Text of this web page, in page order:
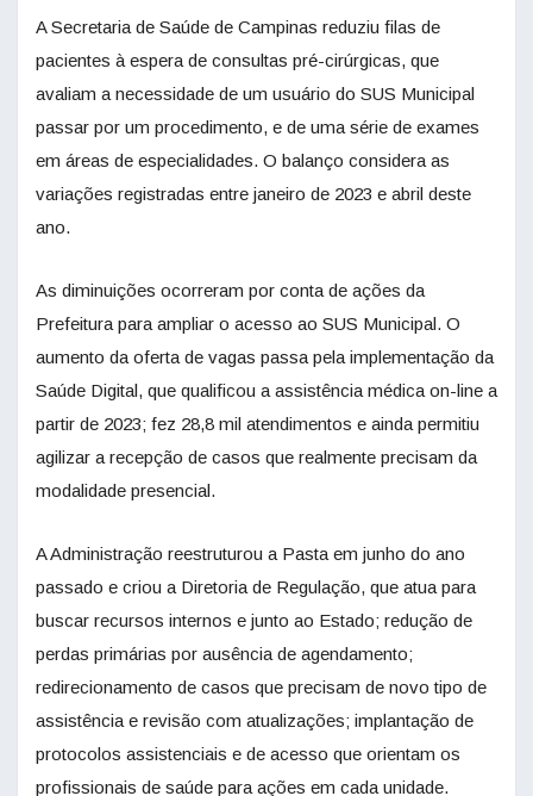
A Secretaria de Saúde de Campinas reduziu filas de
pacientes à espera de consultas pré-cirúrgicas, que
avaliam a necessidade de um usuário do SUS Municipal
passar por um procedimento, e de uma série de exames
em áreas de especialidades. O balanço considera as
variações registradas entre janeiro de 2023 e abril deste
ano.
As diminuições ocorreram por conta de ações da
Prefeitura para ampliar o acesso ao SUS Municipal. O
aumento da oferta de vagas passa pela implementação da
Saúde Digital, que qualificou a assistência médica on-line a
partir de 2023; fez 28,8 mil atendimentos e ainda permitiu
agilizar a recepção de casos que realmente precisam da
modalidade presencial.
A Administração reestruturou a Pasta em junho do ano
passado e criou a Diretoria de Regulação, que atua para
buscar recursos internos e junto ao Estado; redução de
perdas primárias por ausência de agendamento;
redirecionamento de casos que precisam de novo tipo de
assistência e revisão com atualizações; implantação de
protocolos assistenciais e de acesso que orientam os
profissionais de saúde para ações em cada unidade.